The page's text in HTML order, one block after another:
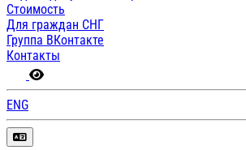
Стоимость
Для граждан СНГ
Группа ВКонтакте
Контакты
ENG